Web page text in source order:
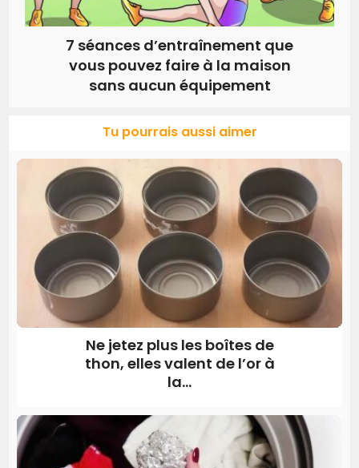
7 séances d’entraînement que
vous pouvez faire à la maison
sans aucun équipement
Tu pourrais aussi aimer
Ne jetez plus les boîtes de
thon, elles valent de l’or à
la...